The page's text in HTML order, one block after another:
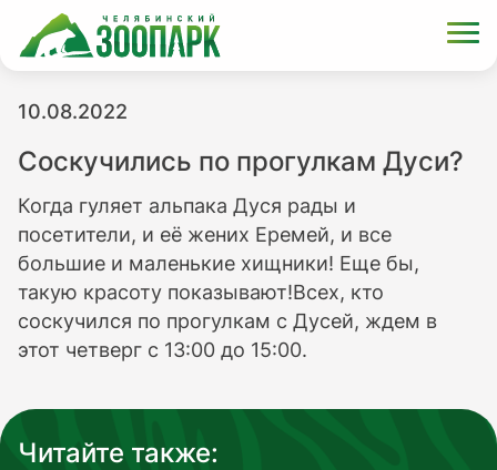
10.08.2022
Соскучились по прогулкам Дуси?
Когда гуляет альпака Дуся рады и
посетители, и её жених Еремей, и все
большие и маленькие хищники! Еще бы,
такую красоту показывают!Всех, кто
соскучился по прогулкам с Дусей, ждем в
этот четверг с 13:00 до 15:00.
Читайте также: